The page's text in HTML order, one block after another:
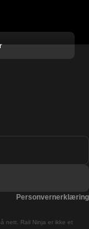
nett. Rail Ninja er ikke et
Personvernerklæring